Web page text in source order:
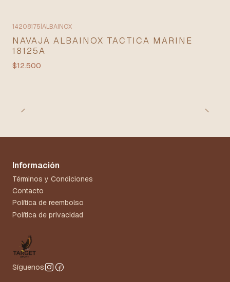
14208175 ALBAINOX
NAVAJA ALBAINOX TACTICA MARINE
18125A
$12.500
Información
Términos y Condiciones
Contacto
Política de reembolso
Política de privacidad
Síguenos